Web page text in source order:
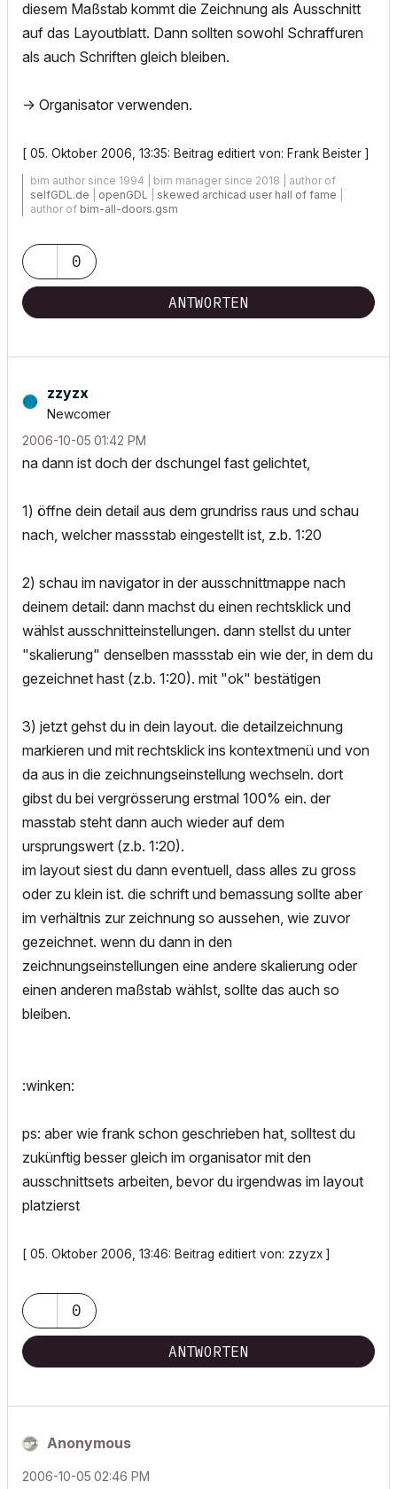
diesem Maßstab kommt die Zeichnung als Ausschnitt
auf das Layoutblatt. Dann sollten sowohl Schraffuren
als auch Schriften gleich bleiben.
-> Organisator verwenden.
[ 05. Oktober 2006, 13:35: Beitrag editiert von: Frank Beister ]
bim author since 1994 | bim manager since 2018 | author of
selfGDL.de
openGDL skewed archicad user hall of fame
author of bim-all-doors.gsm
0
ANTWORTEN
zzyzx
Newcomer
‎2006-10-05 01:42 PM
na dann ist doch der dschungel fast gelichtet,
1) öffne dein detail aus dem grundriss raus und schau
nach, welcher massstab eingestellt ist, z.b. 1:20
2) schau im navigator in der ausschnittmappe nach
deinem detail: dann machst du einen rechtsklick und
wählst ausschnitteinstellungen. dann stellst du unter
"skalierung" denselben massstab ein wie der, in dem du
gezeichnet hast (z.b. 1:20). mit "ok" bestätigen
3) jetzt gehst du in dein layout. die detailzeichnung
markieren und mit rechtsklick ins kontextmenü und von
da aus in die zeichnungseinstellung wechseln. dort
gibst du bei vergrösserung erstmal 100% ein. der
masstab steht dann auch wieder auf dem
ursprungswert (z.b. 1:20).
im layout siest du dann eventuell, dass alles zu gross
oder zu klein ist. die schrift und bemassung sollte aber
im verhältnis zur zeichnung so aussehen, wie zuvor
gezeichnet. wenn du dann in den
zeichnungseinstellungen eine andere skalierung oder
einen anderen maßstab wählst, sollte das auch so
bleiben.
:winken:
ps: aber wie frank schon geschrieben hat, solltest du
zukünftig besser gleich im organisator mit den
ausschnittsets arbeiten, bevor du irgendwas im layout
platzierst
[ 05. Oktober 2006, 13:46: Beitrag editiert von: zzyzx ]
0
ANTWORTEN
Anonymous
‎2006-10-05 02:46 PM